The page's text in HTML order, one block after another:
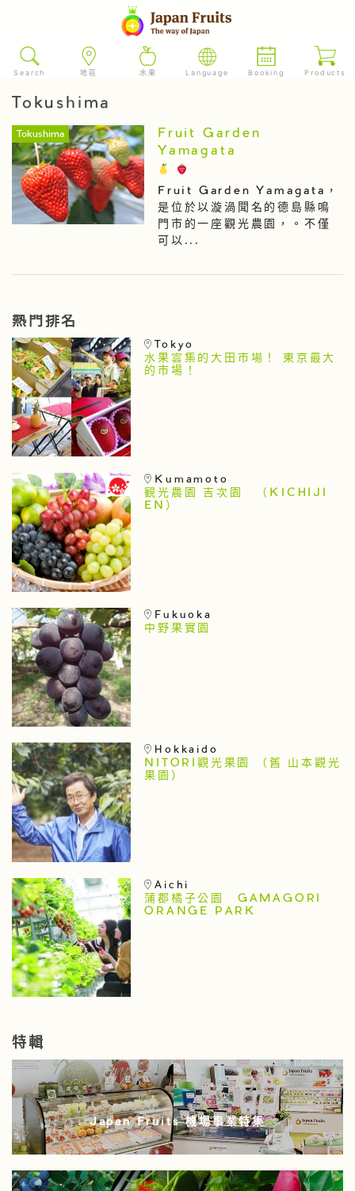
Search 地區 水果 Language Booking Products
Tokushima
Tokushima
Fruit Garden
Yamagata
Fruit Garden Yamagata，
是位於以漩渦聞名的德島縣鳴
門市的一座觀光農園，。不僅
可以...
熱門排名
Tokyo
水果雲集的大田市場！ 東京最大
的市場！
Kumamoto
観光農園 吉次園 （KICHIJI
EN）
Fukuoka
中野果實園
Hokkaido
NITORI觀光果園 （舊 山本觀光
果園）
Aichi
蒲郡橘子公園 GAMAGORI
ORANGE PARK
特輯
Japan Fruits 機場事業特集